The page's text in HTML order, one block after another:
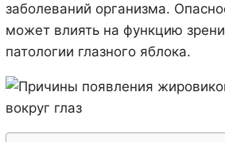
заболеваний организма.
может влиять на функцию
патологии глазного яблока.